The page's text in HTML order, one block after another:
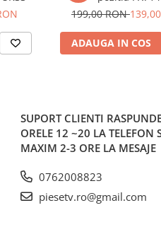
199,00 RON
ADAUGA IN COS
SUPORT CLIENTI
ORELE 12 ~20 LA TELEFON
MAXIM 2-3 ORE LA MESAJE
0762008823
piesetv.ro@gmail.com